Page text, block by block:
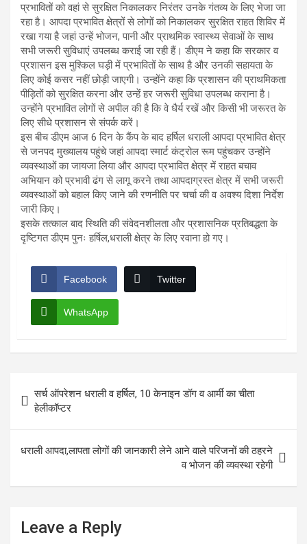
प्रभावितों को वहां से सुरक्षित निकालकर निरंतर उनके गंतव्य के लिए भेजा जा
रहा है। आपदा प्रभावित क्षेत्रों से लोगों को निकालकर सुरक्षित राहत शिविर में
रखा गया है जहां उन्हें भोजन, पानी और प्राथमिक स्वास्थ्य सेवाओं के साथ
सभी जरूरी सुविधाएं उपलब्ध कराई जा रही हैं। डीएम ने कहा कि सरकार व
प्रशासन इस मुश्किल घड़ी में प्रभावितों के साथ है और उनकी सहायता के
लिए कोई कसर नहीं छोड़ी जाएगी। उन्होंने कहा कि प्रशासन की प्राथमिकता
पीड़ितों को सुरक्षित करना और उन्हें हर जरूरी सुविधा उपलब्ध कराना है।
उन्होंने प्रभावित लोगों से अपील की है कि वे धैर्य रखें और किसी भी जरूरत के
लिए सीधे प्रशासन से संपर्क करें।
इस बीच डीएम आज 6 दिन के कैंप के बाद हर्षिल धराली आपदा प्रभावित क्षेत्र
से जनपद मुख्यालय पहुंचे जहां आपदा स्मार्ट कंट्रोल रूम पहुंचकर उन्होंने
व्यवस्थाओं का जायजा लिया और आपदा प्रभावित क्षेत्र में राहत बचाव
अभियान को प्रभावी ढंग से लागू करने तथा आपदाग्रस्त क्षेत्र में सभी जरूरी
व्यवस्थाओं को बहाल किए जाने की रणनीति पर चर्चा की व अवश्य दिशा निर्देश
जारी किए।
इसके तत्काल बाद स्थिति की संवेदनशीलता और प्रशासनिक प्रतिबद्धता के
दृष्टिगत डीएम पुनः हर्षिल,धराली क्षेत्र के लिए रवाना हो गए।
Facebook Twitter
WhatsApp
navigation
सर्च ऑपरेशन धराली व हर्षिल, 10 केनाइन डॉग व आर्मी का चीता
हेलीकॉप्टर
धराली आपदा,लापता लोगों की जानकारी लेने आने वाले परिजनों की ठहरने
व भोजन की व्यवस्था रहेगी
Leave a Reply